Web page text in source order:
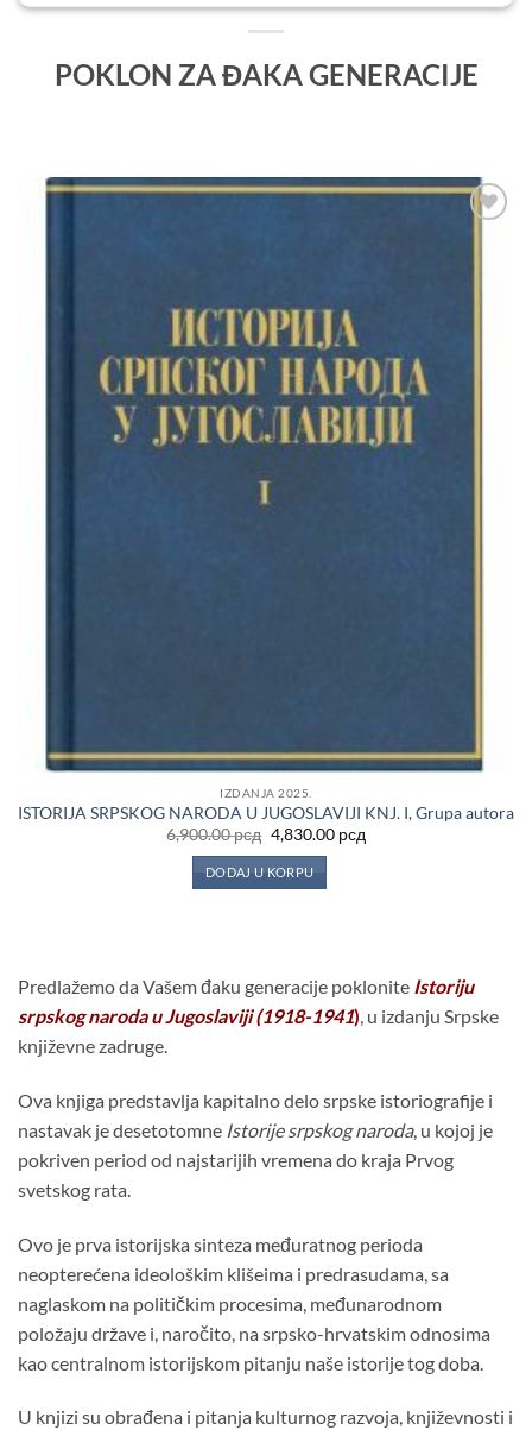
POKLON ZA ĐAKA GENERACIJE
IZDANJA 2025.
ISTORIJA SRPSKOG NARODA U JUGOSLAVIJI KNJ. I, Grupa autora
6,900.00рсд Originalna
cena
je
bila:
6,900.00 рсд.
4,830.00 рсдTrenutna
cena
DODAJ U KORPU
Predlažemo da Vašem đaku generacije poklonite Istoriju
srpskog naroda u Jugoslaviji(1918-1941), u izdanju Srpske
književne zadruge.
Ova knjiga predstavlja kapitalno delo srpske istoriografije i
nastavak je desetotomne Istorije srpskog naroda, u kojoj je
pokriven period od najstarijih vremena do kraja Prvog
svetskog rata.
Ovo je prva istorijska sinteza međuratnog perioda
neopterećena ideološkim klišeima i predrasudama, sa
naglaskom na političkim procesima, međunarodnom
položaju države i, naročito, na srpsko-hrvatskim odnosima
kao centralnom istorijskom pitanju naše istorije tog doba.
U knjizi su obrađena i pitanja kulturnog razvoja, književnosti i